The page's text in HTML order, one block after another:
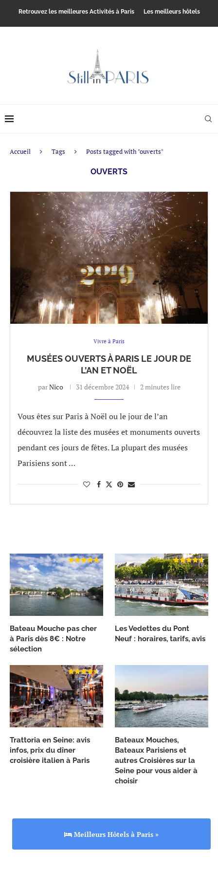
Retrouvez les meilleures Activités à Paris Les meilleurs hôtels
Accueil Tags Posts tagged with "ouverts"
OUVERTS
Vivre à Paris
MUSÉES OUVERTS À PARIS LE JOUR DE
L’AN ET NOËL
parNico 31 décembre 2024 2 minutes lire
Vous êtes sur Paris à Noël ou le jour de l’an
découvrez la liste des musées et monuments ouverts
pendant ces jours de fêtes. La plupart des musées
Parisiens sont …
Bateau Mouche pas cher
à Paris dès 8€ : Notre
sélection
Les Vedettes du Pont
Neuf : horaires, tarifs, avis
Trattoria en Seine: avis
infos, prix du dîner
croisière italien à Paris
Bateaux Mouches,
Bateaux Parisiens et
autres Croisières sur la
Seine pour vous aider à
choisir
Meilleurs Hôtels à Paris »